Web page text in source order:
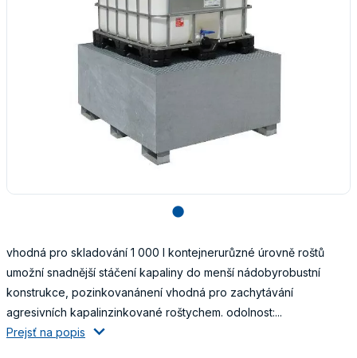
lens
vhodná pro skladování 1 000 l kontejnerurůzné úrovně roštů
umožní snadnější stáčení kapaliny do menší nádobyrobustní
konstrukce, pozinkovanánení vhodná pro zachytávání
agresivních kapalinzinkované roštychem. odolnost:...
Prejsť na popis